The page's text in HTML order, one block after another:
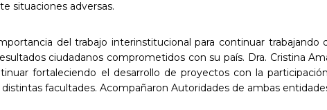
situaciones adversas.
del trabajo interinstitucional para continuar
ciudadanos comprometidos con su país. Dra. Cristina
fortaleciendo el desarrollo de proyectos con la
facultades. Acompañaron Autoridades de ambas